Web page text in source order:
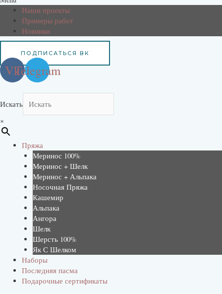
Наши проекты
Примеры работ
Новинки
ПОДПИСАТЬСЯ ВК
VkTelegram
Искать
×
Пряжа
Меринос 100%
Меринос + Шелк
Меринос + Альпака
Носочная Пряжа
Кашемир
Альпака
Ангора
Шелк
Шерсть 100%
Як С Шелком
Наборы
Последняя пасма
Подарочные сертификаты